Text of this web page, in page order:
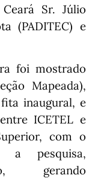
Sr. Júlio
(PADITEC) e
foi mostrado
Mapeada),
inaugural, e
ICETEL e
com o
a pesquisa,
gerando